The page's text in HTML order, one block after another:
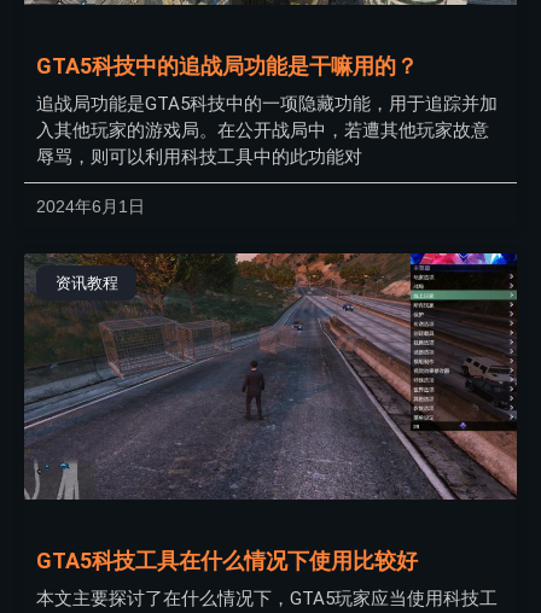
GTA5科技中的追战局功能是干嘛用的？
追战局功能是GTA5科技中的一项隐藏功能，用于追踪并加
入其他玩家的游戏局。在公开战局中，若遭其他玩家故意
辱骂，则可以利用科技工具中的此功能对
2024年6月1日
资讯教程
GTA5科技工具在什么情况下使用比较好
本文主要探讨了在什么情况下，GTA5玩家应当使用科技工